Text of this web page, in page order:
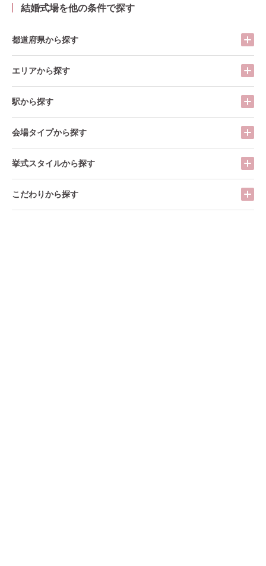
結婚式場を他の条件で探す
都道府県から探す
エリアから探す
駅から探す
会場タイプから探す
挙式スタイルから探す
こだわりから探す